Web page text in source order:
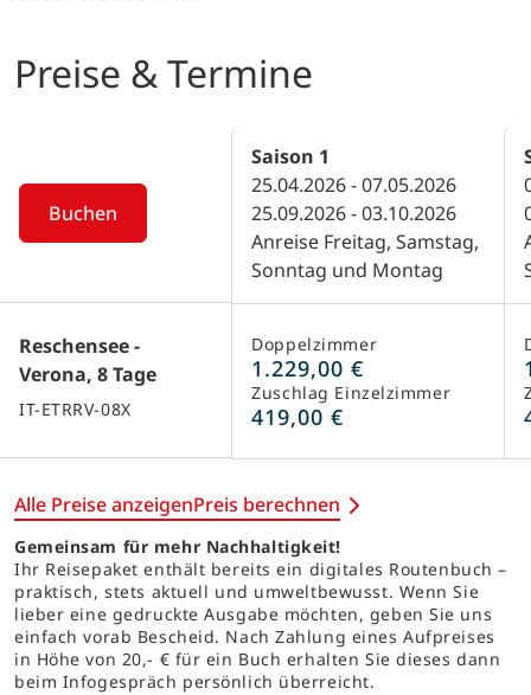
Preise & Termine
Buchen
Reschensee -
Verona, 8 Tage
IT-ETRRV-08X
Saison 1
25.04.2026 - 07.05.2026
25.09.2026 - 03.10.2026
Anreise Freitag, Samstag,
Sonntag und Montag
Doppelzimmer
1.229,00 €
Zuschlag Einzelzimmer
419,00 €
Alle Preise anzeigenPreis berechnen
Gemeinsam für mehr Nachhaltigkeit!
Ihr Reisepaket enthält bereits ein digitales Routenbuch –
praktisch, stets aktuell und umweltbewusst. Wenn Sie
lieber eine gedruckte Ausgabe möchten, geben Sie uns
einfach vorab Bescheid. Nach Zahlung eines Aufpreises
in Höhe von 20,- € für ein Buch erhalten Sie dieses dann
beim Infogespräch persönlich überreicht.